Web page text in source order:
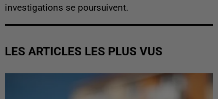
investigations se poursuivent.
LES ARTICLES LES PLUS VUS